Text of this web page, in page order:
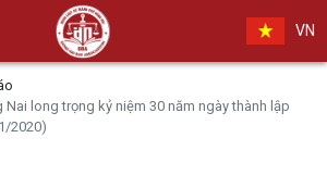
VN
long trọng kỷ niệm 30 năm ngày thành lập
2020)